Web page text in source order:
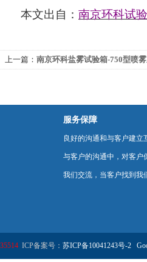
本文出自： 南京环科试
上一篇： 南京环科盐雾试验箱-750型喷
服务保障
良好的沟通和与客户建
与客户的沟通中，对客户
我们交流，当客户找到我
ICP备案号： 苏ICP备10041243号-2